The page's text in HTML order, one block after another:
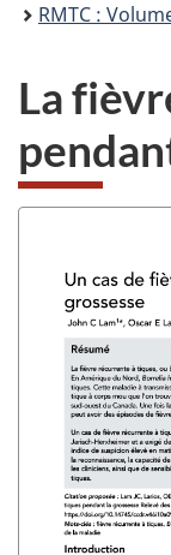
RMTC : Volume 46
La